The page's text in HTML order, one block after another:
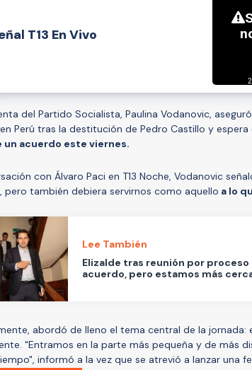
T13 En Vivo
del Partido Socialista, Paulina Vodanovic,
Perú tras la destitución de Pedro Castillo y
acuerdo este viernes.
con Álvaro Paci en T13 Noche, Vodanovic
pero también debiera servirnos como aquello a lo
Lee También
Elizalde tras reunión por
acuerdo, pero estamos más
abordó de lleno el tema central de la jornada:
"Entramos en la parte más pequeña y de más
informó a la vez que se atrevió a lanzar una